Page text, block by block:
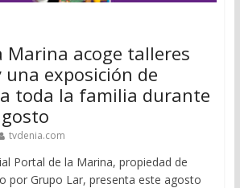
Marina acoge talleres
exposición de
toda la familia durante
tvdenia.com
Portal de la Marina, propiedad de
por Grupo Lar, presenta este agosto